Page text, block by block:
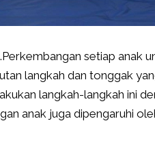
setiap anak
langkah dan tonggak
langkah-langkah ini
anak juga dipengaruhi